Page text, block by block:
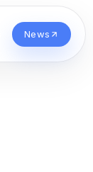
News